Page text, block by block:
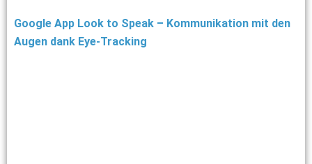
Google App Look to Speak – Kommunikation mit den
Augen dank Eye-Tracking